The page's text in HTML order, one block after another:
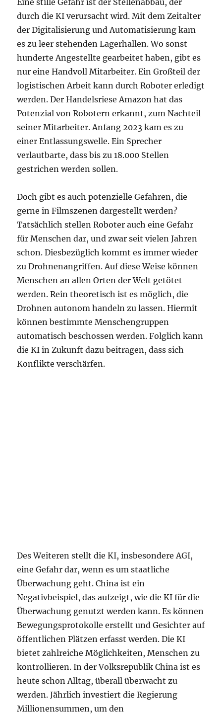
Eine stille Gefahr ist der Stellenabbau, der
durch die KI verursacht wird. Mit dem Zeitalter
der Digitalisierung und Automatisierung kam
es zu leer stehenden Lagerhallen. Wo sonst
hunderte Angestellte gearbeitet haben, gibt es
nur eine Handvoll Mitarbeiter. Ein Großteil der
logistischen Arbeit kann durch Roboter erledigt
werden. Der Handelsriese Amazon hat das
Potenzial von Robotern erkannt, zum Nachteil
seiner Mitarbeiter. Anfang 2023 kam es zu
einer Entlassungswelle. Ein Sprecher
verlautbarte, dass bis zu 18.000 Stellen
gestrichen werden sollen.
Doch gibt es auch potenzielle Gefahren, die
gerne in Filmszenen dargestellt werden?
Tatsächlich stellen Roboter auch eine Gefahr
für Menschen dar, und zwar seit vielen Jahren
schon. Diesbezüglich kommt es immer wieder
zu Drohnenangriffen. Auf diese Weise können
Menschen an allen Orten der Welt getötet
werden. Rein theoretisch ist es möglich, die
Drohnen autonom handeln zu lassen. Hiermit
können bestimmte Menschengruppen
automatisch beschossen werden. Folglich kann
die KI in Zukunft dazu beitragen, dass sich
Konflikte verschärfen.
Des Weiteren stellt die KI, insbesondere AGI,
eine Gefahr dar, wenn es um staatliche
Überwachung geht. China ist ein
Negativbeispiel, das aufzeigt, wie die KI für die
Überwachung genutzt werden kann. Es können
Bewegungsprotokolle erstellt und Gesichter auf
öffentlichen Plätzen erfasst werden. Die KI
bietet zahlreiche Möglichkeiten, Menschen zu
kontrollieren. In der Volksrepublik China ist es
heute schon Alltag, überall überwacht zu
werden. Jährlich investiert die Regierung
Millionensummen, um den